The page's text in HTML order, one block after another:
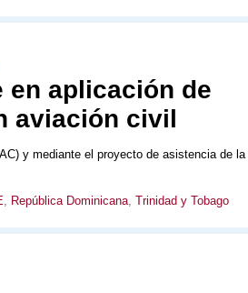
en aplicación de
aviación civil
y mediante el proyecto de asistencia de la
, República Dominicana, Trinidad y Tobago